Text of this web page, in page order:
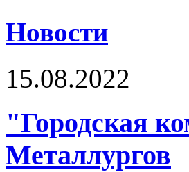
Новости
15.08.2022
"Городская
Металлургов